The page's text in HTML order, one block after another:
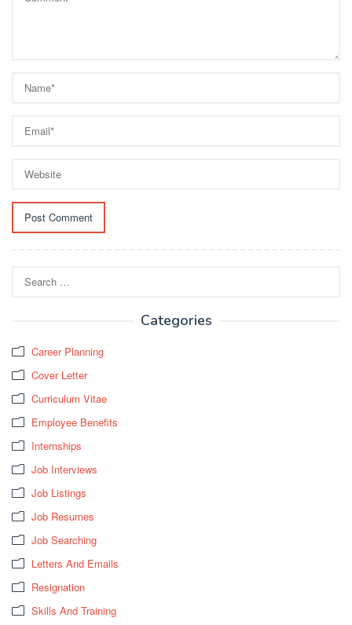
for:
Categories
Career Planning
Cover Letter
Curriculum Vitae
Employee Benefits
Internships
Job Interviews
Job Listings
Job Resumes
Job Searching
Letters And Emails
Resignation
Skills And Training